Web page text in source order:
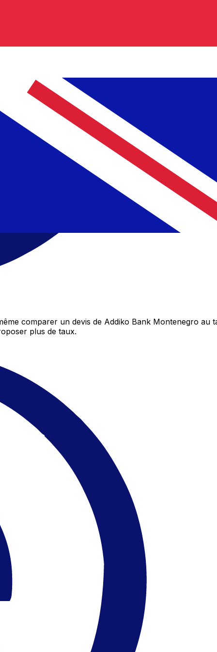
comparer un devis de Addiko Bank Montenegro au
plus de taux.